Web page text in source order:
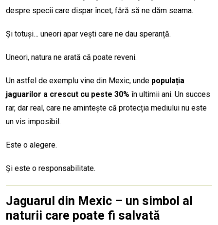
despre specii care dispar încet, fără să ne dăm seama.
Și totuși… uneori apar vești care ne dau speranță.
Uneori, natura ne arată că poate reveni.
Un astfel de exemplu vine din Mexic, unde populația
jaguarilor a crescut cu peste 30% în ultimii ani. Un succes
rar, dar real, care ne amintește că protecția mediului nu este
un vis imposibil.
Este o alegere.
Și este o responsabilitate.
Jaguarul din Mexic – un simbol al
naturii care poate fi salvată